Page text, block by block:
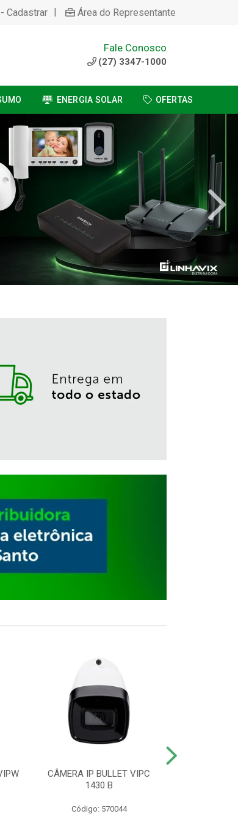
Cadastrar | Área do Representante
Fale Conosco
(27) 3347-1000
ENERGIA SOLAR OFERTAS
CÂMERA IP BULLET VIPC
1430 B
Código: 570044